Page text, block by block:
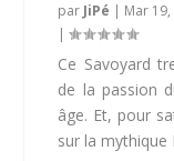
par JiPé | Mar
|
Ce Savoyard
de la passion
âge. Et, pour
sur la mythique